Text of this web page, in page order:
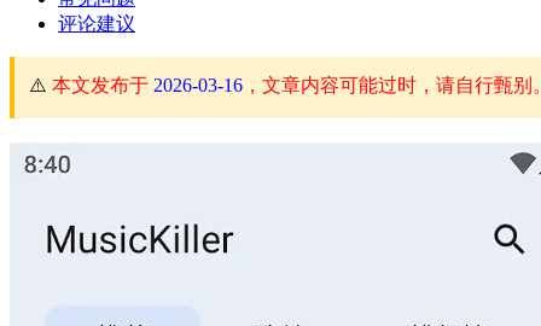
评论建议
⚠️ 本文发布于 2026-03-16 ，文章内容可能过时，请自行甄别